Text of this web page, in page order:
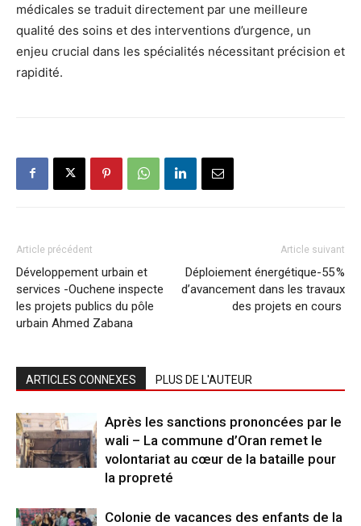
médicales se traduit directement par une meilleure
qualité des soins et des interventions d’urgence, un
enjeu crucial dans les spécialités nécessitant précision et
rapidité.
Article précédent
Développement urbain et
services -Ouchene inspecte
les projets publics du pôle
urbain Ahmed Zabana
Article suivant
Déploiement énergétique-55 %
d’avancement dans les travaux
des projets en cours
ARTICLES CONNEXES PLUS DE L'AUTEUR
Après les sanctions prononcées par le
wali – La commune d’Oran remet le
volontariat au cœur de la bataille pour
la propreté
Colonie de vacances des enfants de la